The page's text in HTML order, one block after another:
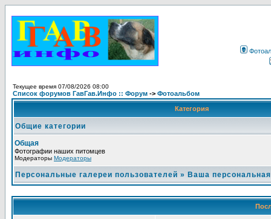
Текущее время 07/08/2026 08:00
Список форумов ГавГав.Инфо :: Форум -> Фотоальбом
Категория
Общие категории
Общая
Фотографии наших питомцев
Модераторы Модераторы
Персональные галереи пользователей » Ваша